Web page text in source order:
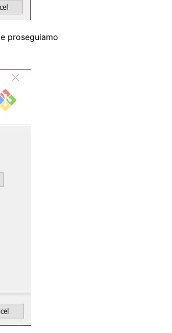
e proseguiamo